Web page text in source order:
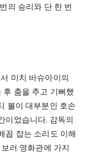
의 승리와 단 한 번
미치 바슈아이의
춤을 추고 기뻐했
볼이 대부분인 호손
이었습니다. 감독의
꼽 잡는 소리도 이해
러 영화관에 가지